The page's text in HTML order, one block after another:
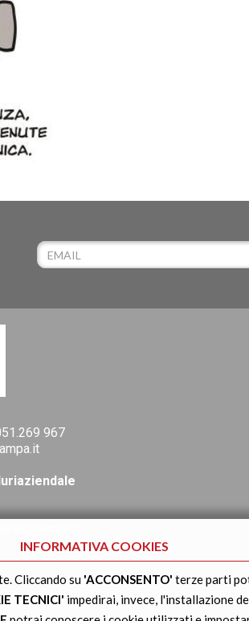
967
INFORMATIVA COOKIES
Cliccando su 'ACCONSENTO' terze parti
TECNICI' impedirai, invece, l'installazione